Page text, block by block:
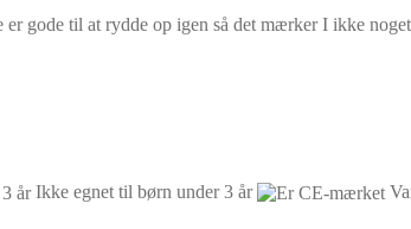
er gode til at rydde op igen så det mærker I ikke
Ikke egnet til børn under 3 år